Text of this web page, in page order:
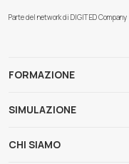
Parte del network di DIGIT ED Company
FORMAZIONE
SIMULAZIONE
CHI SIAMO